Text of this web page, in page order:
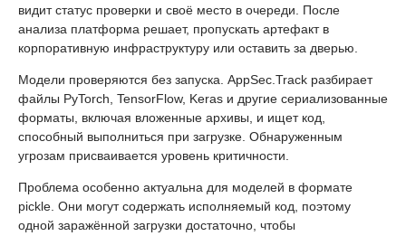
видит статус проверки и своё место в очереди. После
анализа платформа решает, пропускать артефакт в
корпоративную инфраструктуру или оставить за дверью.
Модели проверяются без запуска. AppSec.Track разбирает
файлы PyTorch, TensorFlow, Keras и другие сериализованные
форматы, включая вложенные архивы, и ищет код,
способный выполниться при загрузке. Обнаруженным
угрозам присваивается уровень критичности.
Проблема особенно актуальна для моделей в формате
pickle. Они могут содержать исполняемый код, поэтому
одной заражённой загрузки достаточно, чтобы